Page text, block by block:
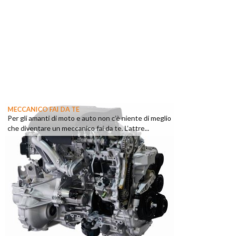
MECCANICO FAI DA TE
Per gli amanti di moto e auto non c’è niente di meglio
che diventare un meccanico fai da te. L’attre...